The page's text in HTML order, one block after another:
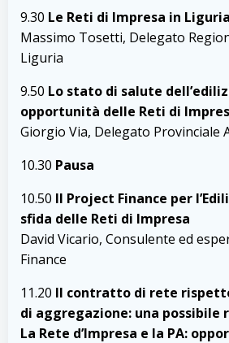
9.30 Le Reti di Impresa in Liguria
Massimo Tosetti, Delegato
Liguria
9.50 Lo stato di salute
opportunità delle Reti di
Giorgio Via, Delegato Provinciale
10.30 Pausa
10.50 Il Project Finance per
sfida delle Reti di Impresa
David Vicario, Consulente ed
Finance
11.20 Il contratto di rete
di aggregazione: una possibile
La Rete d’Impresa e la PA: